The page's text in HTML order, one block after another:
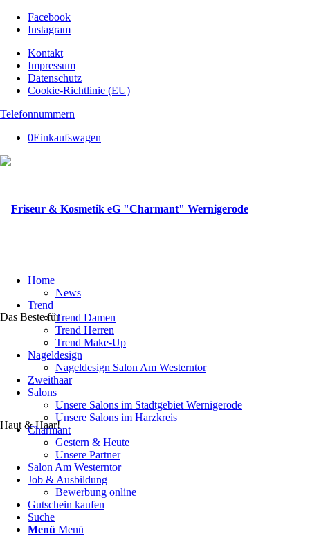
Facebook
Instagram
Kontakt
Impressum
Datenschutz
Cookie-Richtlinie (EU)
Telefonnummern
0Einkaufswagen
Das Beste für
Haut & Haar!
Home
News
Trend
Trend Damen
Trend Herren
Trend Make-Up
Nageldesign
Nageldesign Salon Am Westerntor
Zweithaar
Salons
Unsere Salons im Stadtgebiet Wernigerode
Unsere Salons im Harzkreis
Charmant
Gestern & Heute
Unsere Partner
Salon Am Westerntor
Job & Ausbildung
Bewerbung online
Gutschein kaufen
Suche
Menü Menü